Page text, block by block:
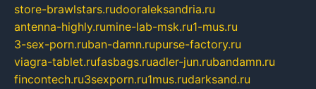
store-brawlstars.rudooraleksandria.ru
antenna-highly.rumine-lab-msk.ru1-mus.ru
3-sex-porn.ruban-damn.rupurse-factory.ru
viagra-tablet.rufasbags.ruadler-jun.rubandamn.ru
fincontech.ru3sexporn.ru1mus.rudarksand.ru